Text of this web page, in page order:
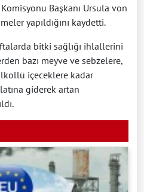
Başkanı Ursula von
yapıldığını kaydetti.
bitki sağlığı ihlallerini
bazı meyve ve sebzelere,
içeceklere kadar
giderek artan